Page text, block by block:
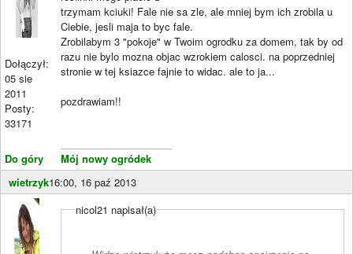
Dołączył:
05 sie
2011
Posty:
33171
Do góry
trzymam kciuki! Fale nie sa zle, ale mniej bym ich zrobila u
Ciebie, jesli maja to byc fale.
Zrobilabym 3 "pokoje" w Twoim ogrodku za domem, tak by od
razu nie bylo mozna objac wzrokiem calosci. na poprzedniej
stronie w tej ksiazce fajnie to widac. ale to ja...
pozdrawiam!!
Mój nowy ogródek
wietrzyk16:00, 16 paź 2013
nicol21 napisał(a)